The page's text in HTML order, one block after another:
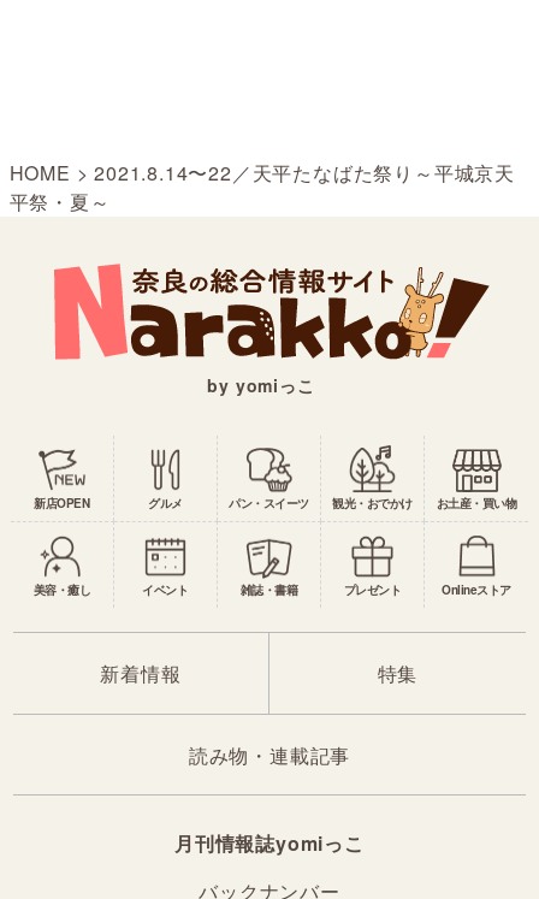
HOME >2021.8.14〜22／天平たなばた祭り～平城京天
平祭・夏～
by yomiっこ
新店OPEN グルメ パン・スイーツ 観光・おでかけ お土産・買い物
美容・癒し イベント 雑誌・書籍 プレゼント Onlineストア
新着情報 特集
読み物・連載記事
月刊情報誌yomiっこ
バックナンバー